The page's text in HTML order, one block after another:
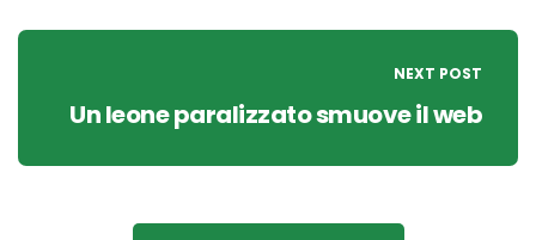
NEXT POST
Un leone paralizzato smuove il web